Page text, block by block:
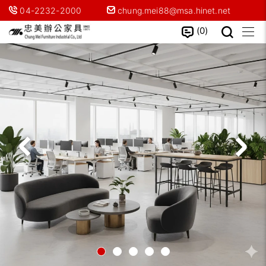
04-2232-2000 chung.mei88@msa.hinet.net
0